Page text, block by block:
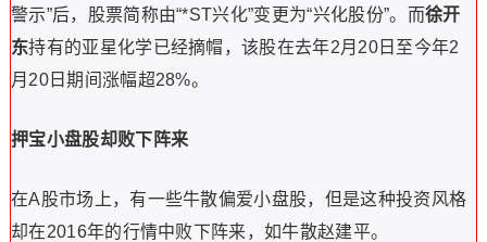
警示”后，股票简称由“*ST兴化”变更为“兴化股份”。而徐开
东持有的亚星化学已经摘帽，该股在去年2月20日至今年2
月20日期间涨幅超28%。
押宝小盘股却败下阵来
在A股市场上，有一些牛散偏爱小盘股，但是这种投资风格
却在2016年的行情中败下阵来，如牛散赵建平。